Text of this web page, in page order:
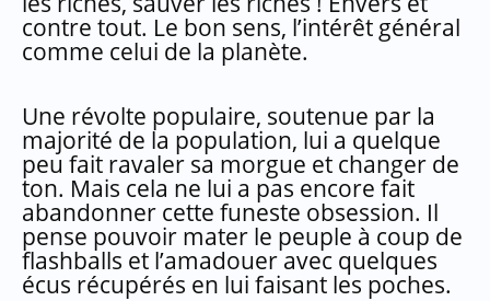
contre tout. Le bon sens, l’intérêt général
comme celui de la planète.
Une révolte populaire, soutenue par la
majorité de la population, lui a quelque
peu fait ravaler sa morgue et changer de
ton. Mais cela ne lui a pas encore fait
abandonner cette funeste obsession. Il
pense pouvoir mater le peuple à coup de
flashballs et l’amadouer avec quelques
écus récupérés en lui faisant les poches.